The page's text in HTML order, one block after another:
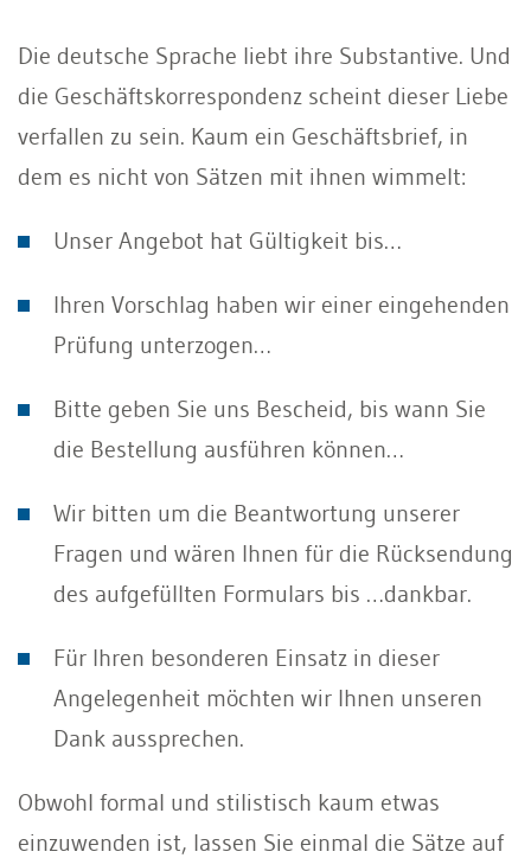
Die deutsche Sprache liebt ihre Substantive. Und
die Geschäftskorrespondenz scheint dieser Liebe
verfallen zu sein. Kaum ein Geschäftsbrief, in
dem es nicht von Sätzen mit ihnen wimmelt:
Unser Angebot hat Gültigkeit bis…
Ihren Vorschlag haben wir einer eingehenden
Prüfung unterzogen…
Bitte geben Sie uns Bescheid, bis wann Sie
die Bestellung ausführen können…
Wir bitten um die Beantwortung unserer
Fragen und wären Ihnen für die Rücksendung
des aufgefüllten Formulars bis …dankbar.
Für Ihren besonderen Einsatz in dieser
Angelegenheit möchten wir Ihnen unseren
Dank aussprechen.
Obwohl formal und stilistisch kaum etwas
einzuwenden ist, lassen Sie einmal die Sätze auf